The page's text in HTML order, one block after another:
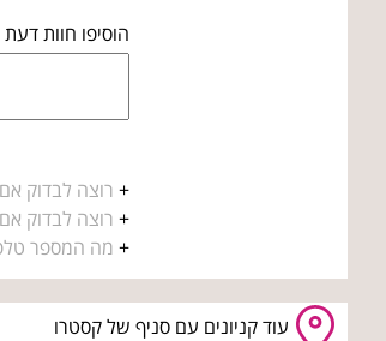
הוסיפו חוות דעת
+ רוצה לבדוק
+ רוצה לבדוק
+ מה המספר
עוד קניונים עם סניף של קסטרו